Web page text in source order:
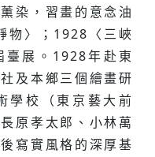
染，習畫的意念油
物〉；1928〈三峽
臺展。1928年赴東
及本鄉三個繪畫研
學校（東京藝大前
原孝太郎、小林萬
寫實風格的深厚基